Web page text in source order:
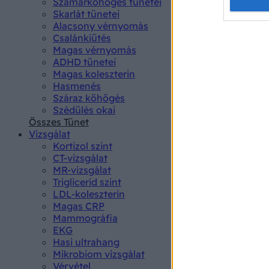
Skarlát tünetei
Alacsony vérnyomás
Csalánkiütés
Magas vérnyomás
ADHD tünetei
Magas koleszterin
Hasmenés
Száraz köhögés
Szédülés okai
Összes Tünet
Vizsgálat
Kortizol szint
CT-vizsgálat
MR-vizsgálat
Triglicerid szint
LDL-koleszterin
Magas CRP
Mammográfia
EKG
Hasi ultrahang
Mikrobiom vizsgálat
Vérvétel